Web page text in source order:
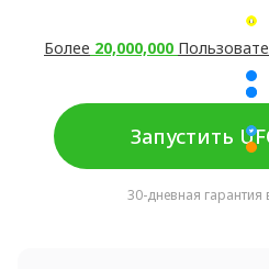
Более 20,000,000
Запустить
30-дневная гарантия